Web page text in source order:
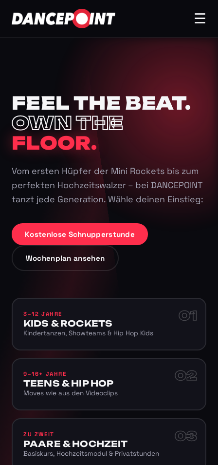
☰
FEEL THE BEAT.
OWN THE
FLOOR.
Vom ersten Hüpfer der Mini Rockets bis zum
perfekten Hochzeitswalzer – bei DANCEPOINT
tanzt jede Generation. Wähle deinen Einstieg:
Kostenlose Schnupperstunde
Wochenplan ansehen
01
3–12 JAHRE
KIDS & ROCKETS
Kindertanzen, Showteams & Hip Hop Kids
02
9–16+ JAHRE
TEENS & HIP HOP
Moves wie aus den Videoclips
03
ZU ZWEIT
PAARE & HOCHZEIT
Basiskurs, Hochzeitsmodul & Privatstunden